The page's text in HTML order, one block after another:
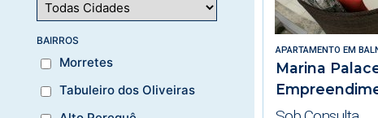
BAIRROS
Morretes
Tabuleiro dos Oliveiras
APARTAMENTO EM
Marina